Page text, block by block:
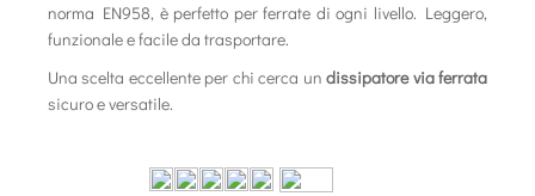
norma EN958, è perfetto per ferrate di ogni livello. Leggero,
funzionale e facile da trasportare.
Una scelta eccellente per chi cerca undissipatore via ferrata
sicuro e versatile.